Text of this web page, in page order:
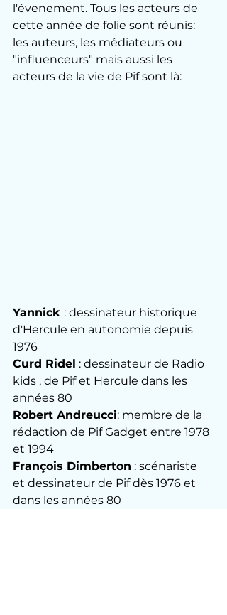
l'évenement. Tous les acteurs de
cette année de folie sont réunis:
les auteurs, les médiateurs ou
"influenceurs" mais aussi les
acteurs de la vie de Pif sont là:
Yannick : dessinateur historique
d'Hercule en autonomie depuis
1976
Curd Ridel : dessinateur de Radio
kids , de Pif et Hercule dans les
années 80
Robert Andreucci: membre de la
rédaction de Pif Gadget entre 1978
et 1994
François Dimberton : scénariste
et dessinateur de Pif dès 1976 et
dans les années 80